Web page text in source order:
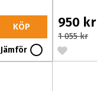
KÖP
Jämför
950 kr
1 055 kr